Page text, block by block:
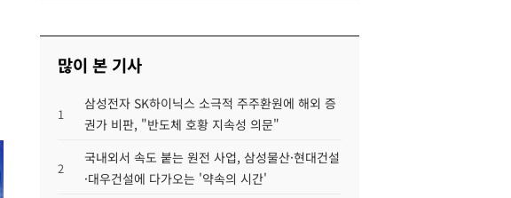
많이 본 기사
1
삼성전자 SK하이닉스 소극적 주주환원에 해외 증
권가 비판, "반도체 호황 지속성 의문"
2
국내외서 속도 붙는 원전 사업, 삼성물산·현대건설
·대우건설에 다가오는 '약속의 시간'